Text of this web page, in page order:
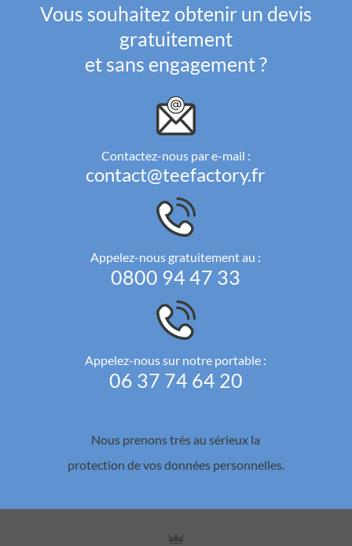
Vous souhaitez obtenir un devis
gratuitement
et sans engagement ?
Contactez-nous par e-mail :
contact@teefactory.fr
Appelez-nous gratuitement au :
0800 94 47 33
Appelez-nous sur notre portable :
06 37 74 64 20
Nous prenons très au sérieux la
protection de vos données personnelles.